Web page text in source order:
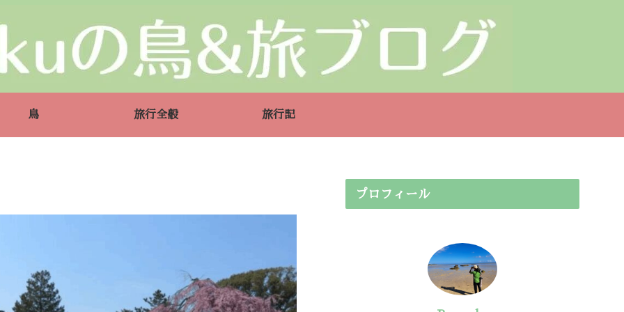
鳥 旅行全般 旅行記
プロフィール